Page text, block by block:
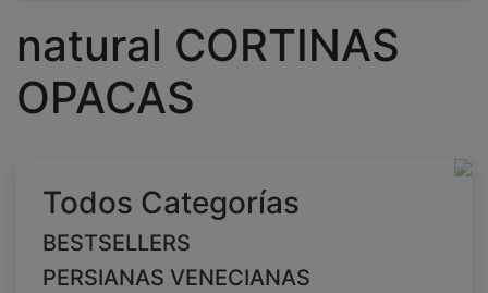
natural CORTINAS
OPACAS
Todos Categorías
BESTSELLERS
PERSIANAS VENECIANAS